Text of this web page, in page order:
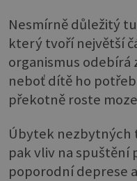
Nesmírně důležitý
který tvoří největší
organismus odebírá
neboť dítě ho
překotně roste
Úbytek nezbytných
pak vliv na spuštění
poporodní deprese